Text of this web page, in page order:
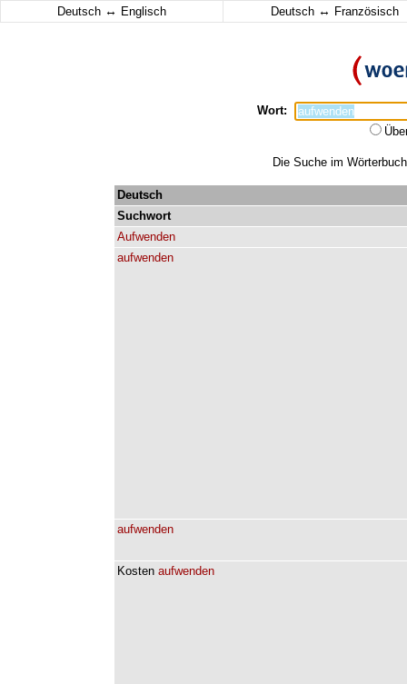
Deutsch ↔ Englisch Deutsch ↔ Französisch
Wort:
Die Suche im
Deutsch
Suchwort
Aufwenden
aufwenden
aufwenden
Kosten aufwenden